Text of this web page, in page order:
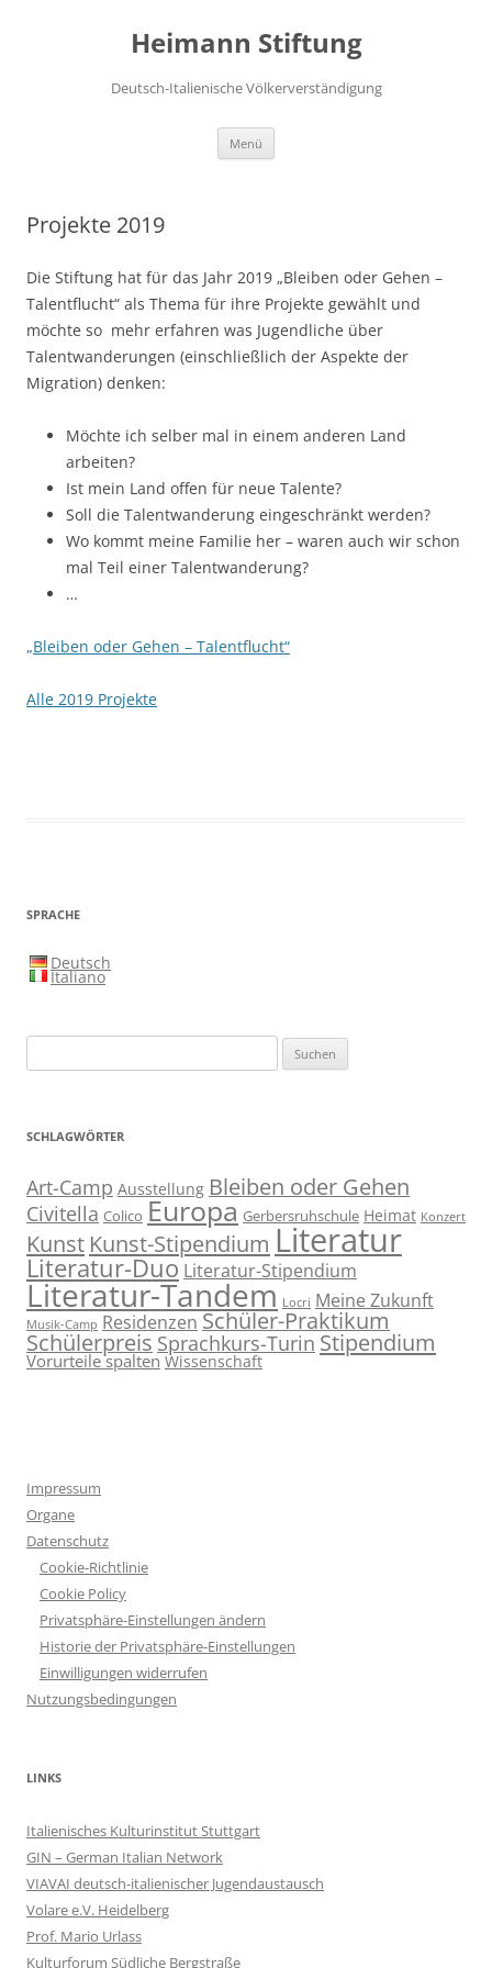
Heimann Stiftung
Deutsch-Italienische Völkerverständigung
Menü
Projekte 2019
Die Stiftung hat für das Jahr 2019 „Bleiben oder Gehen –
Talentflucht“ als Thema für ihre Projekte gewählt und
möchte so mehr erfahren was Jugendliche über
Talentwanderungen (einschließlich der Aspekte der
Migration) denken:
Möchte ich selber mal in einem anderen Land
arbeiten?
Ist mein Land offen für neue Talente?
Soll die Talentwanderung eingeschränkt werden?
Wo kommt meine Familie her – waren auch wir schon
mal Teil einer Talentwanderung?
…
„Bleiben oder Gehen – Talentflucht“
Alle 2019 Projekte
SPRACHE
Deutsch
Italiano
nach:
SCHLAGWÖRTER
Art-Camp Ausstellung Bleiben oder Gehen
Civitella Colico Europa Gerbersruhschule Heimat Konzert
Kunst Kunst-Stipendium Literatur
Literatur-Duo Literatur-Stipendium
Literatur-Tandem Locri Meine Zukunft
Musik-Camp Residenzen Schüler-Praktikum
Schülerpreis Sprachkurs-Turin Stipendium
Vorurteile spalten Wissenschaft
Impressum
Organe
Datenschutz
Cookie-Richtlinie
Cookie Policy
Privatsphäre-Einstellungen ändern
Historie der Privatsphäre-Einstellungen
Einwilligungen widerrufen
Nutzungsbedingungen
LINKS
Italienisches Kulturinstitut Stuttgart
GIN – German Italian Network
VIAVAI deutsch-italienischer Jugendaustausch
Volare e.V. Heidelberg
Prof. Mario Urlass
Kulturforum Südliche Bergstraße